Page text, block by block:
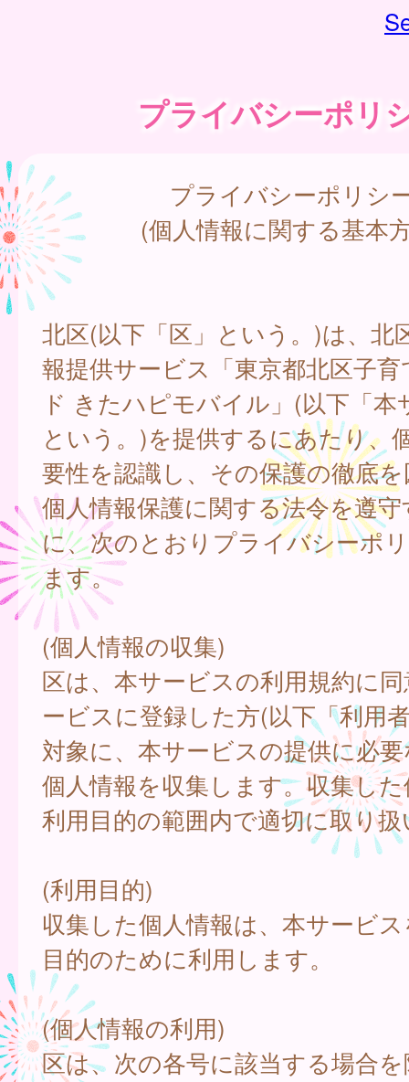
プライバシーポリ
プライバシーポリシ
(個人情報に関する基本
北区(以下「区」という。)は、北
報提供サービス「東京都北区子
ド きたハピモバイル」(以下「本
という。)を提供するにあたり、
要性を認識し、その保護の徹底
個人情報保護に関する法令を遵
に、次のとおりプライバシーポ
ます。
(個人情報の収集)
区は、本サービスの利用規約に
ービスに登録した方(以下「利用
対象に、本サービスの提供に必
個人情報を収集します。収集し
利用目的の範囲内で適切に取り
(利用目的)
収集した個人情報は、本サービ
目的のために利用します。
(個人情報の利用)
区は、次の各号に該当する場合